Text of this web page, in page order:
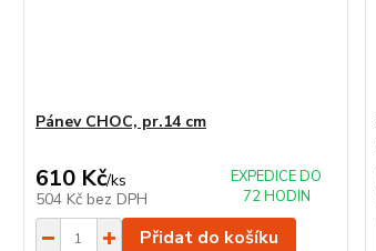
Pánev CHOC, pr.14 cm
610 Kč/ks
504 Kč bez DPH
EXPEDICE DO
72 HODIN
Přidat do košíku